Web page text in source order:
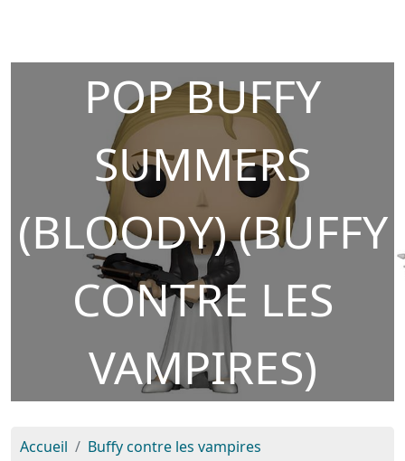
POP BUFFY
SUMMERS
(BLOODY) (BUFFY
CONTRE LES
VAMPIRES)
Accueil
Buffy contre les vampires